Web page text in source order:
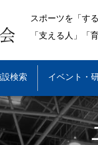
スポーツを「す
「支える人」「
検索 イベント・